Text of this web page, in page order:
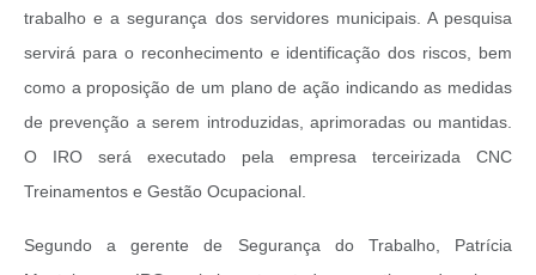
trabalho e a segurança dos servidores municipais. A pesquisa
servirá para o reconhecimento e identificação dos riscos, bem
como a proposição de um plano de ação indicando as medidas
de prevenção a serem introduzidas, aprimoradas ou mantidas.
O IRO será executado pela empresa terceirizada CNC
Treinamentos e Gestão Ocupacional.
Segundo a gerente de Segurança do Trabalho, Patrícia